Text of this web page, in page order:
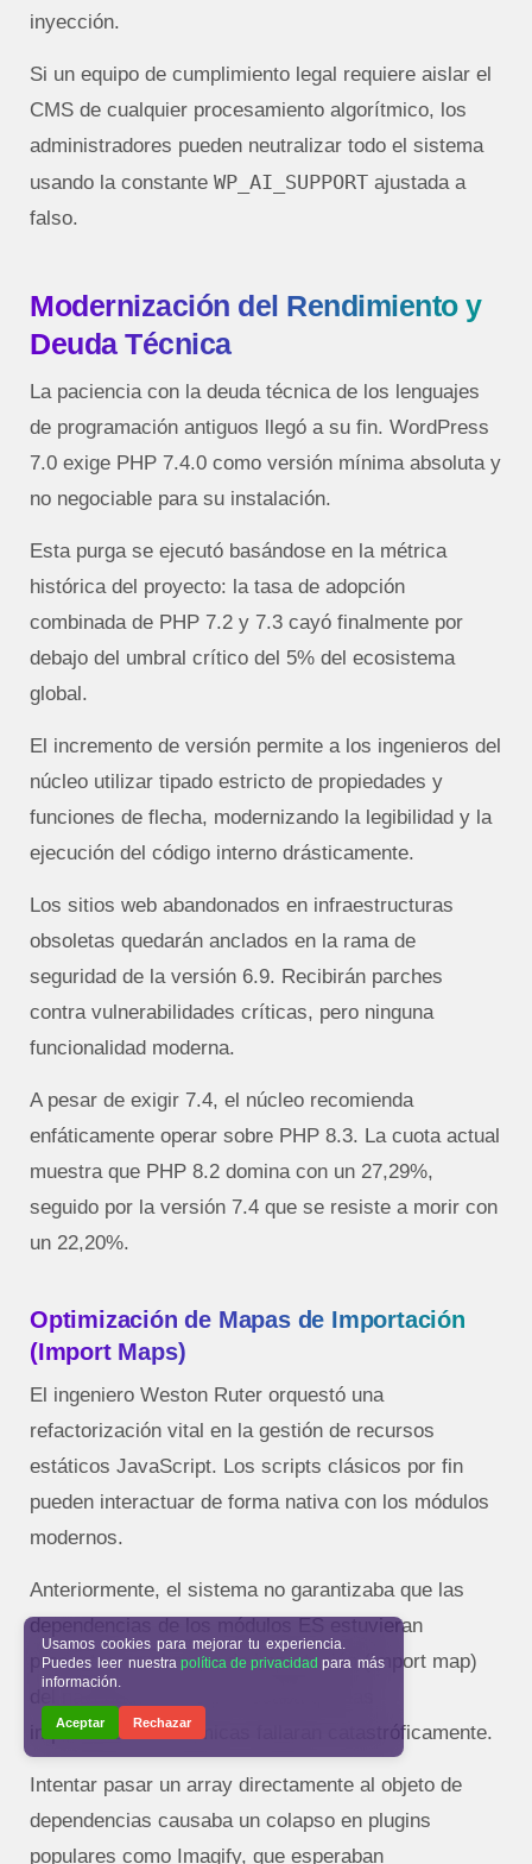
inyección.
Si un equipo de cumplimiento legal requiere aislar el
CMS de cualquier procesamiento algorítmico, los
administradores pueden neutralizar todo el sistema
usando la constante WP_AI_SUPPORT ajustada a
falso.
Modernización del Rendimiento y
Deuda Técnica
La paciencia con la deuda técnica de los lenguajes
de programación antiguos llegó a su fin. WordPress
7.0 exige PHP 7.4.0 como versión mínima absoluta y
no negociable para su instalación.
Esta purga se ejecutó basándose en la métrica
histórica del proyecto: la tasa de adopción
combinada de PHP 7.2 y 7.3 cayó finalmente por
debajo del umbral crítico del 5% del ecosistema
global.
El incremento de versión permite a los ingenieros del
núcleo utilizar tipado estricto de propiedades y
funciones de flecha, modernizando la legibilidad y la
ejecución del código interno drásticamente.
Los sitios web abandonados en infraestructuras
obsoletas quedarán anclados en la rama de
seguridad de la versión 6.9. Recibirán parches
contra vulnerabilidades críticas, pero ninguna
funcionalidad moderna.
A pesar de exigir 7.4, el núcleo recomienda
enfáticamente operar sobre PHP 8.3. La cuota actual
muestra que PHP 8.2 domina con un 27,29%,
seguido por la versión 7.4 que se resiste a morir con
un 22,20%.
Optimización de Mapas de Importación
(Import Maps)
El ingeniero Weston Ruter orquestó una
refactorización vital en la gestión de recursos
estáticos JavaScript. Los scripts clásicos por fin
pueden interactuar de forma nativa con los módulos
modernos.
Anteriormente, el sistema no garantizaba que las
dependencias de los módulos ES estuvieran
presentes en el mapa de importación (import map)
importaciones dinámicas fallaran catastróficamente.
Intentar pasar un array directamente al objeto de
dependencias causaba un colapso en plugins
populares como Imagify, que esperaban
Usamos cookies para mejorar tu experiencia.
Puedes leer nuestra política de privacidad para más
información.
Aceptar Rechazar